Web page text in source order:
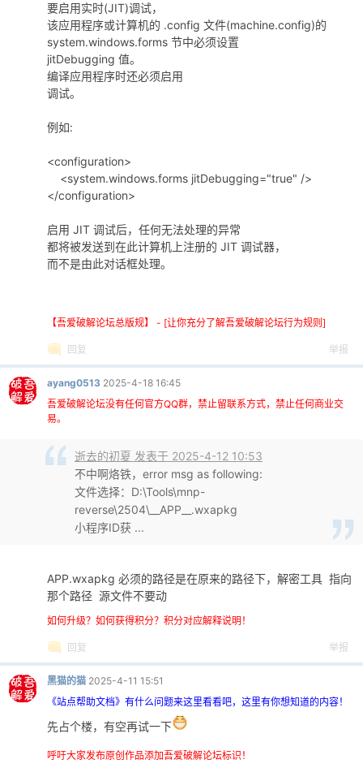
要启用实时(JIT)调试，
该应用程序或计算机的 .config 文件(machine.config)的
system.windows.forms 节中必须设置
jitDebugging 值。
编译应用程序时还必须启用
调试。
例如:
<configuration>
<system.windows.forms jitDebugging="true" />
</configuration>
启用 JIT 调试后，任何无法处理的异常
都将被发送到在此计算机上注册的 JIT 调试器，
而不是由此对话框处理。
【吾爱破解论坛总版规】 - [让你充分了解吾爱破解论坛行为规则]
回复 举报
ayang0513 2025-4-18 16:45
吾爱破解论坛没有任何官方QQ群，禁止留联系方式，禁止任何商业交
易。
逝去的初夏 发表于 2025-4-12 10:53
不中啊烙铁，error msg as following:
文件选择：D:\Tools\mnp-
reverse\2504\__APP__.wxapkg
小程序ID获 ...
APP.wxapkg 必须的路径是在原来的路径下，解密工具 指向
那个路径 源文件不要动
如何升级？如何获得积分？积分对应解释说明！
回复 举报
黑猫的猫 2025-4-11 15:51
《站点帮助文档》有什么问题来这里看看吧，这里有你想知道的内容！
先占个楼，有空再试一下
呼吁大家发布原创作品添加吾爱破解论坛标识！